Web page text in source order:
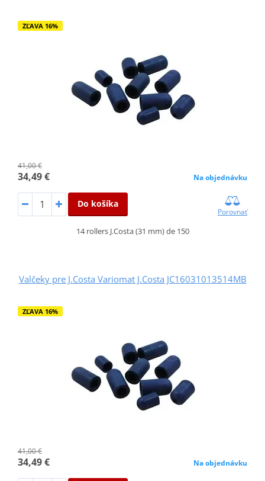
ZĽAVA 16%
41,00 €
34,49 € Na objednávku
Do košíka
Porovnať
14 rollers J.Costa (31 mm) de 150
Valčeky pre J.Costa Variomat J.Costa JC16031013514MB
ZĽAVA 16%
41,00 €
34,49 € Na objednávku